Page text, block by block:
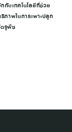
ษตร Spraying
องกันกำจัดศัตรู
กับเทคโนโลยีที่ช่วย
ภาพในการเพาะปลูก
รูพืช